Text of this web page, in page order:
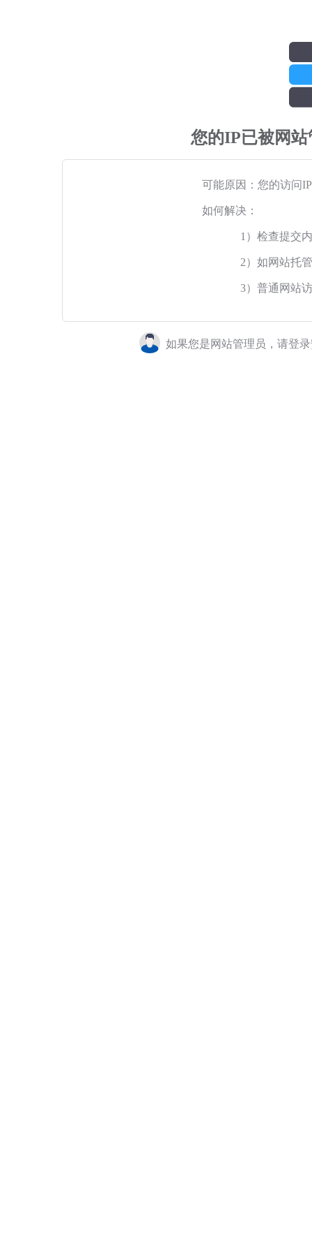
您的IP已被网
可能原因：您的访问
如何解决：
1）检查提交
2）如网站托
3）普通网站
如果您是网站管理员，请登